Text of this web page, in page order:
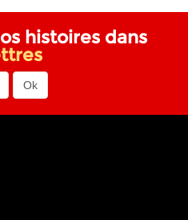
histoires dans